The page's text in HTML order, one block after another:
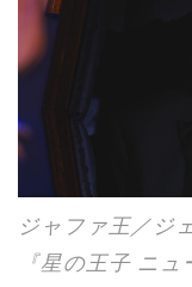
ジャファ王／ジ
『星の王子 ニ